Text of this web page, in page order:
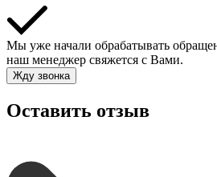
Мы уже начали обрабатывать
наш менеджер свяжется с Вами.
Жду звонка
Оставить отзыв